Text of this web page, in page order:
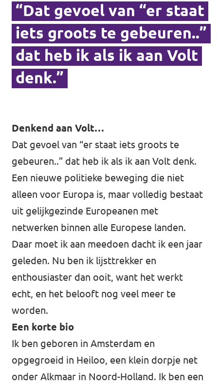
Volt Utrecht stad
Volt Woerden
Volt Zeist
“Dat gevoel van “er staat
iets groots te gebeuren..”
dat heb ik als ik aan Volt
denk.”
Denkend aan Volt…
Dat gevoel van “er staat iets groots te
gebeuren..” dat heb ik als ik aan Volt denk.
Een nieuwe politieke beweging die niet
alleen voor Europa is, maar volledig bestaat
uit gelijkgezinde Europeanen met
netwerken binnen alle Europese landen.
Daar moet ik aan meedoen dacht ik een jaar
geleden. Nu ben ik lijsttrekker en
enthousiaster dan ooit, want het werkt
echt, en het belooft nog veel meer te
worden.
Een korte bio
Ik ben geboren in Amsterdam en
opgegroeid in Heiloo, een klein dorpje net
onder Alkmaar in Noord-Holland. Ik ben een